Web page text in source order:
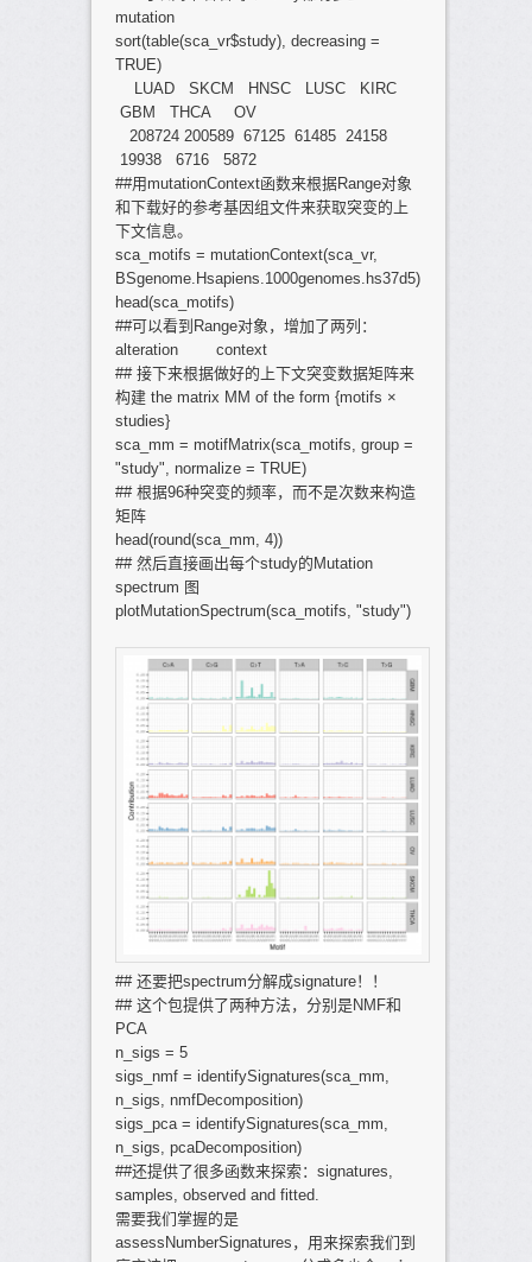
mutation
sort(table(sca_vr$study), decreasing =
TRUE)
LUAD SKCM HNSC LUSC KIRC
GBM THCA OV
208724 200589 67125 61485 24158
19938 6716 5872
##用mutationContext函数来根据Range对象
和下载好的参考基因组文件来获取突变的上
下文信息。
sca_motifs = mutationContext(sca_vr,
BSgenome.Hsapiens.1000genomes.hs37d5)
head(sca_motifs)
##可以看到Range对象，增加了两列：
alteration context
## 接下来根据做好的上下文突变数据矩阵来
构建 the matrix MM of the form {motifs ×
studies}
sca_mm = motifMatrix(sca_motifs, group =
"study", normalize = TRUE)
## 根据96种突变的频率，而不是次数来构造
矩阵
head(round(sca_mm, 4))
## 然后直接画出每个study的Mutation
spectrum 图
plotMutationSpectrum(sca_motifs, "study")
## 还要把spectrum分解成signature！！
## 这个包提供了两种方法，分别是NMF和
PCA
n_sigs = 5
sigs_nmf = identifySignatures(sca_mm,
n_sigs, nmfDecomposition)
sigs_pca = identifySignatures(sca_mm,
n_sigs, pcaDecomposition)
##还提供了很多函数来探索：signatures,
samples, observed and fitted.
需要我们掌握的是
assessNumberSignatures，用来探索我们到